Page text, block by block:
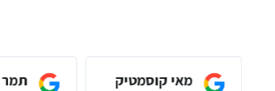
מאי קוסמטיק תמר